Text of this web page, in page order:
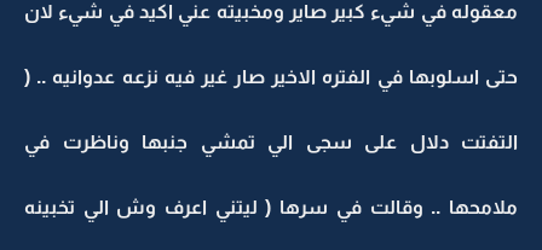
معقوله في شيء كبير صاير ومخبيته عني اكيد في شيء لان
حتى اسلوبها في الفتره الاخير صار غير فيه نزعه عدوانيه .. (
التفتت دلال على سجى الي تمشي جنبها وناظرت في
ملامحها .. وقالت في سرها ( ليتني اعرف وش الي تخبينه